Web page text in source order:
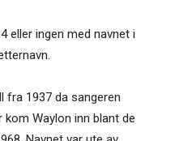
eller ingen med navnet i
fra 1937 da sangeren
Waylon inn blant de